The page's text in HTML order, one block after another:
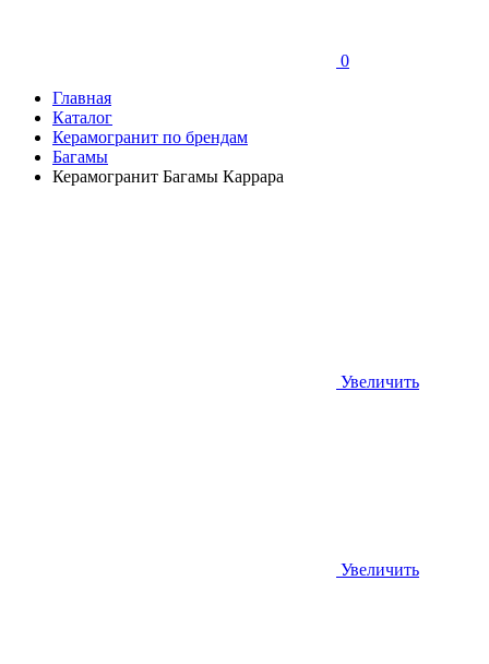
0
Главная
Каталог
Керамогранит по брендам
Багамы
Керамогранит Багамы Каррара
Увеличить
Увеличить